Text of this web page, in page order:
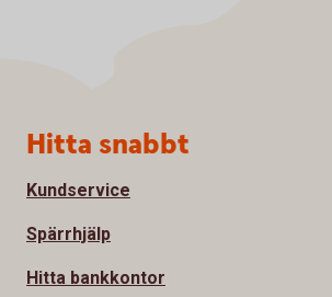
Sidfot
Hitta snabbt
Kundservice
Spärrhjälp
Hitta bankkontor